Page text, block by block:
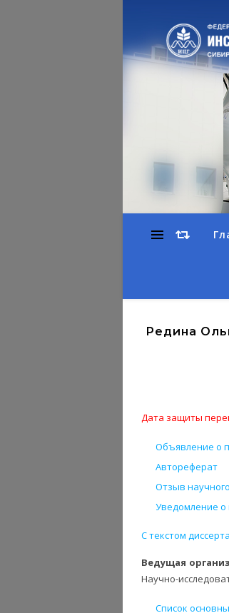
Редина
Дата защиты
Объявление о
Автореферат
Отзыв
Уведомление
С текстом
Ведущая
Научно-
Список